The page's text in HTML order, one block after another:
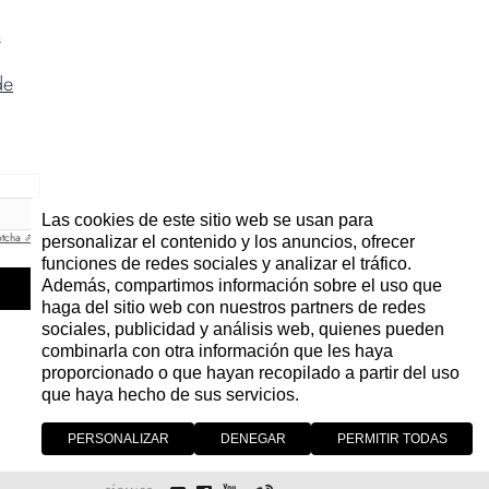
Las cookies de este sitio web se usan para
personalizar el contenido y los anuncios, ofrecer
funciones de redes sociales y analizar el tráfico.
Además, compartimos información sobre el uso que
haga del sitio web con nuestros partners de redes
sociales, publicidad y análisis web, quienes pueden
combinarla con otra información que les haya
proporcionado o que hayan recopilado a partir del uso
que haya hecho de sus servicios.
PERSONALIZAR DENEGAR PERMITIR TODAS
⇗